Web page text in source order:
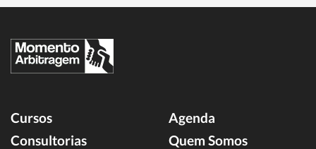
Cursos
Consultorias
Agenda
Quem Somos